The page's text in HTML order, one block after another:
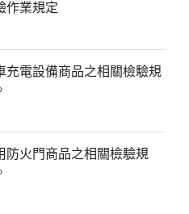
作業規定
充電設備商品之相關檢驗規
防火門商品之相關檢驗規